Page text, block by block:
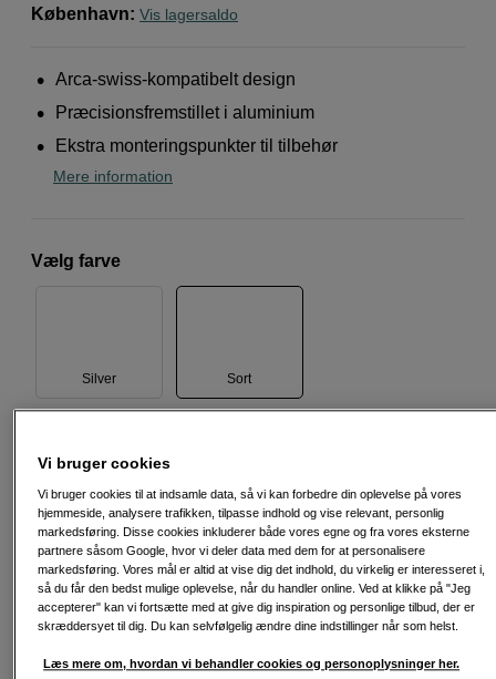
København: Vis lagersaldo
Arca-swiss-kompatibelt design
Præcisionsfremstillet i aluminium
Ekstra monteringspunkter til tilbehør
Mere information
Vælg farve
Silver Sort
799 DKK
Antal
Læg i indkøbskurv
Fri fragt ved køb over 500 kr.
Vi bruger cookies
Vi bruger cookies til at indsamle data, så vi kan forbedre din oplevelse på vores
hjemmeside, analysere trafikken, tilpasse indhold og vise relevant, personlig
markedsføring. Disse cookies inkluderer både vores egne og fra vores eksterne
partnere såsom Google, hvor vi deler data med dem for at personalisere
markedsføring. Vores mål er altid at vise dig det indhold, du virkelig er interesseret i,
så du får den bedst mulige oplevelse, når du handler online. Ved at klikke på "Jeg
accepterer" kan vi fortsætte med at give dig inspiration og personlige tilbud, der er
skræddersyet til dig. Du kan selvfølgelig ændre dine indstillinger når som helst.
Læs mere om, hvordan vi behandler cookies og personoplysninger her.